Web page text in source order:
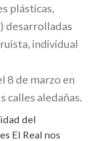
plásticas,
desarrolladas
individual
8 de marzo en
calles aledañas.
del
El Real nos